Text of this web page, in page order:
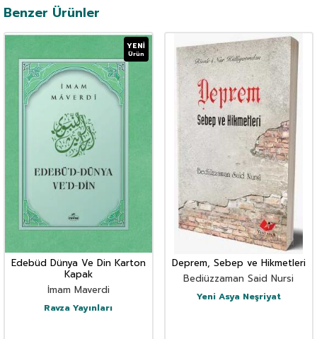
Benzer Ürünler
YENI
Ürün
Edebüd Dünya Ve Din Karton
Kapak
İmam Maverdi
Ravza Yayınları
Deprem, Sebep ve Hikmetleri
Bediüzzaman Said Nursi
Yeni Asya Neşriyat